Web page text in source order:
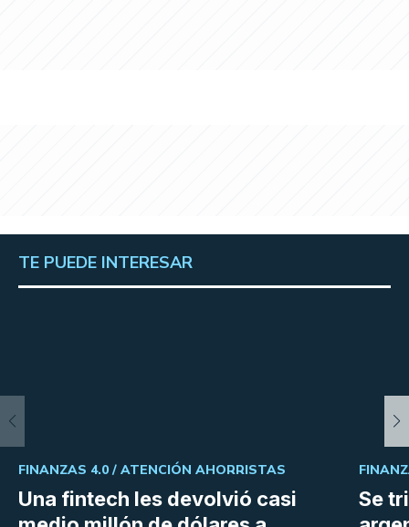
TE PUEDE INTERESAR
Una fintech les devolvió casi
FINANZAS 4.0 / ATENCIÓN AHORRISTAS
Se